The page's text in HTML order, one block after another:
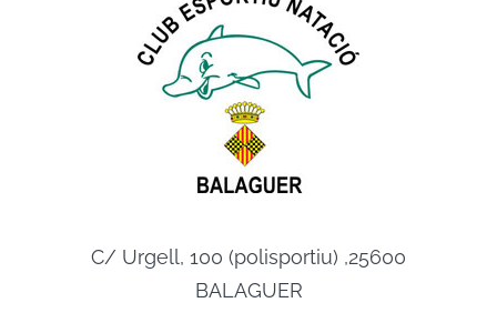
C/ Urgell, 100 (polisportiu) ,25600
BALAGUER